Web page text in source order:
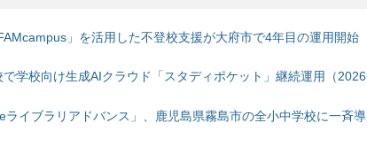
」を活用した不登校支援が大府市で4年目の運用開始
学校向け生成AIクラウド「スタディポケット」継続運用（2026
イブラリアドバンス」、鹿児島県霧島市の全小中学校に一斉導